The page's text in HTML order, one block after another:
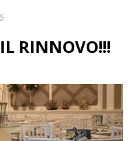
RINNOVO!!!